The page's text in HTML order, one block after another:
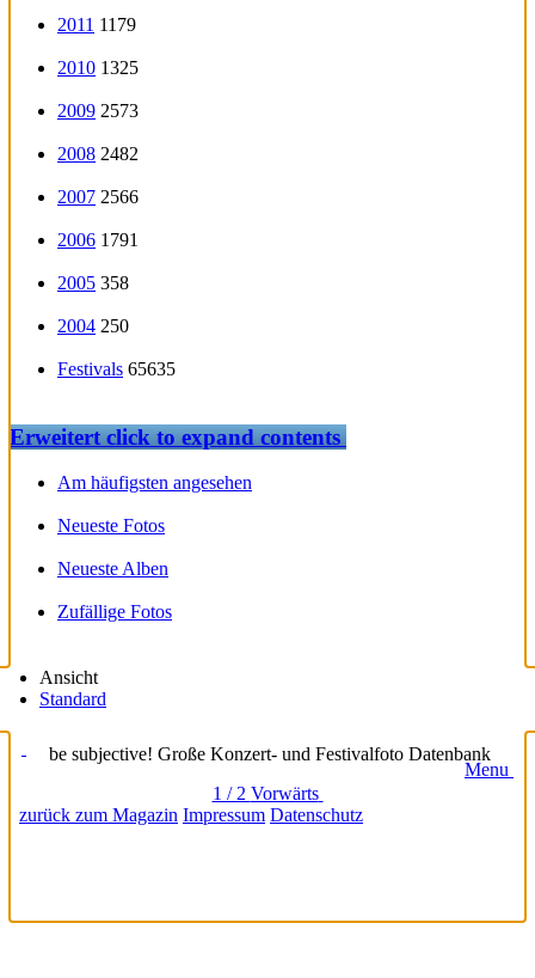
2011 1179
2010 1325
2009 2573
2008 2482
2007 2566
2006 1791
2005 358
2004 250
Festivals 65635
Erweitertclick to expand contents
Am häufigsten angesehen
Neueste Fotos
Neueste Alben
Zufällige Fotos
Ansicht
Standard
be subjective! Große Konzert- und Festivalfoto Datenbank
Menu
1 / 2 Vorwärts
zurück zum Magazin Impressum Datenschutz